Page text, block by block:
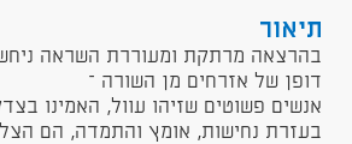
תיאור
בהרצאה מרתקת ומעוררת השראה
דופן של אזרחים מן השורה –
אנשים פשוטים שזיהו עוול, האמינו
בעזרת נחישות, אומץ והתמדה, הם